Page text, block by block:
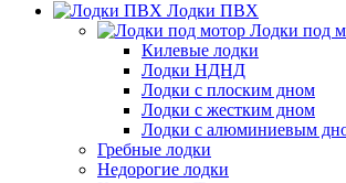
Лодки ПВХ
Лодки под
Килевые лодки
Лодки НДНД
Лодки с плоским дном
Лодки с жестким дном
Лодки с алюминиевым
Гребные лодки
Недорогие лодки